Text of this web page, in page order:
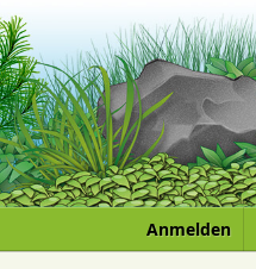
Anmelden